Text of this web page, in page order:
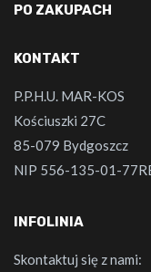
PO ZAKUPACH
KONTAKT
P.P.H.U. MAR-KOS
Kościuszki 27C
85-079 Bydgoszcz
NIP 556-135-01-
INFOLINIA
Skontaktuj się z nami: